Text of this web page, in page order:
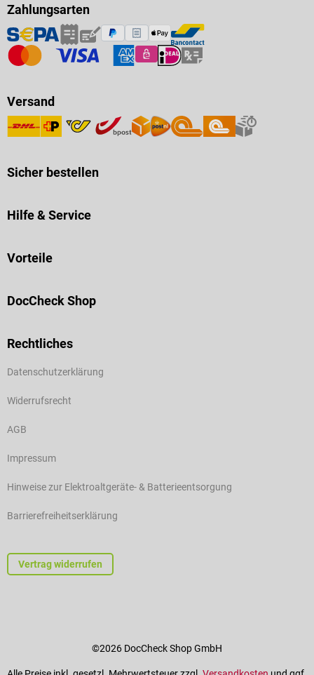
Zahlungsarten
Versand
Sicher bestellen
Hilfe & Service
Vorteile
DocCheck Shop
Rechtliches
Datenschutzerklärung
Widerrufsrecht
AGB
Impressum
Hinweise zur Elektroaltgeräte- & Batterieentsorgung
Barrierefreiheitserklärung
Vertrag widerrufen
©2026 DocCheck Shop GmbH